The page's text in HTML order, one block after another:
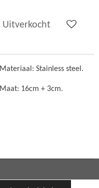
Uitverkocht
Materiaal: Stainless steel.
Maat: 16cm + 3cm.